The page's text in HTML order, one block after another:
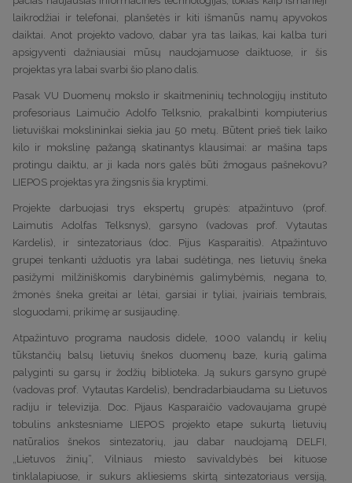
laikrodžiai ir telefonai, planšetės ir kiti išmanūs namų apyvokos
daiktai. Anot projekto vadovo, dabar yra tas laikas, kai kalba turi
apsigyventi dažniausiai mūsų naudojamuose daiktuose, ir šis
projektas yra labai svarbi šio plano dalis.
Pasak VU Duomenų mokslo ir skaitmeninių technologijų instituto
profesoriaus Laimučio Adolfo Telksnio, prakalbinti kompiuterius
lietuviškai mokslininkai siekia jau 50 metų. Būtent prieš tiek laiko
kilo ir mokslinę pažangą skatinantys klausimai: ar mašina taps
protingu daiktu, ar ji kada nors galės būti žmogaus pašnekovu?
LIEPOS projektas yra žingsnis šia kryptimi.
Projekte darbuojasi trys ekspertų grupės: atpažintuvo (prof.
Laimutis Adolfas Telksnys), garsyno (vadovas prof. Vytautas
Kardelis), ir sintezatoriaus (doc. Pijus Kasparaitis). Atpažintuvo
grupei tenkanti užduotis yra labai sudėtinga, nes lietuvių šneka
pasižymi milžiniškomis darybinėmis galimybėmis, negana to,
žmonės šneka greitai ar lėtai, garsiai ir tyliai, įvairiais tembrais,
sloguodami, prikimę ar susijaudinę.
Atpažintuvo programa naudosis didele, 1000 valandų ir kelių
tūkstančių balsų lietuvių šnekos duomenų baze, kurią galima
palyginti su garsų ir žodžių biblioteka. Ją sukurs garsyno grupė
(vadovas prof. Vytautas Kardelis), bendradarbiaudama su Lietuvos
radiju ir televizija. Doc. Pijaus Kasparaičio vadovaujama grupė
tobulins ankstesniame LIEPOS projekto etape sukurtą lietuvių
natūralios šnekos sintezatorių, jau dabar naudojamą DELFI,
„Lietuvos žinių“, Vilniaus miesto savivaldybės bei kituose
tinklalapiuose, ir sukurs akliesiems skirtą sintezatoriaus versiją,